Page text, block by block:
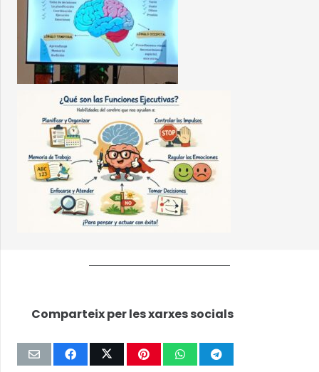
Comparteix per les xarxes socials